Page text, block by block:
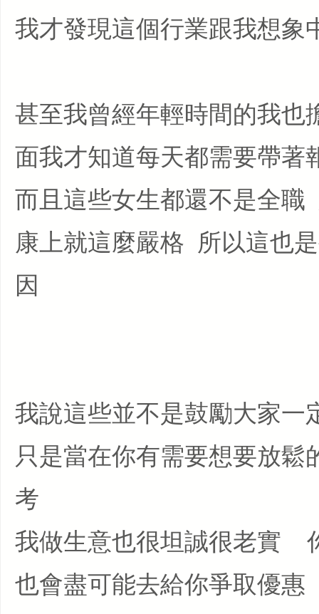
我才發現這個行業跟我想
甚至我曾經年輕時間的我
面我才知道每天都需要帶
而且這些女生都還不是全
康上就這麼嚴格 所以這也
因
我說這些並不是鼓勵大家一
只是當在你有需要想要放
考
我做生意也很坦誠很老實
也會盡可能去給你爭取優